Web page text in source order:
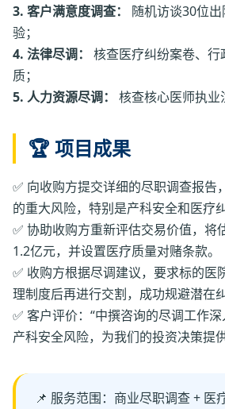
3. 客户满意度调查：
随机访谈30位
验；
4. 法律尽调：
核查医疗纠纷案卷、
质；
5. 人力资源尽调：
核查核心医师执业
🏆 项目成果
✅ 向收购方提交详细的尽职调查报告
的重大风险，特别是产科安全和医疗
✅ 协助收购方重新评估交易价值，将
1.2亿元，并设置医疗质量对赌条款。
✅ 收购方根据尽调建议，要求标的医
理制度后再进行交割，成功规避潜在
✅ 客户评价：“中撰咨询的尽调工作
产科安全风险，为我们的投资决策提
📌 服务范围：商业尽职调查 + 医